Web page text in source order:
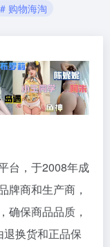
# 购物海淘
台，于2008年成
牌商和生产商，
确保商品品质，
换货和正品保